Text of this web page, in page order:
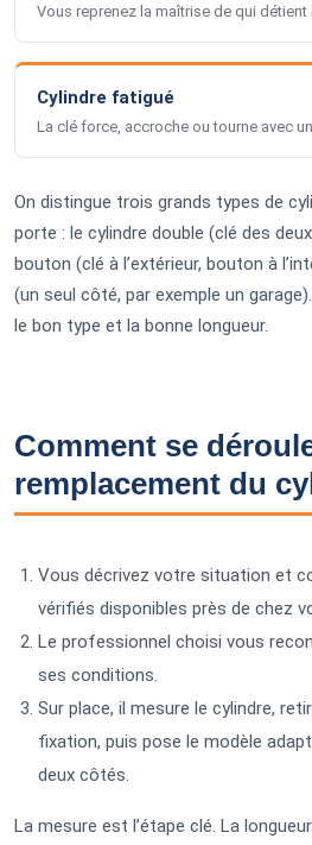
Vous reprenez la maîtrise de qui détient
Cylindre fatigué
La clé force, accroche ou tourne avec
On distingue trois grands types de
porte : le cylindre double (clé des
bouton (clé à l’extérieur, bouton à
(un seul côté, par exemple un
le bon type et la bonne longueur.
Comment se
remplacement du
Vous décrivez votre situation et
vérifiés disponibles près de chez
Le professionnel choisi vous
ses conditions.
Sur place, il mesure le cylindre,
fixation, puis pose le modèle
deux côtés.
La mesure est l’étape clé. La